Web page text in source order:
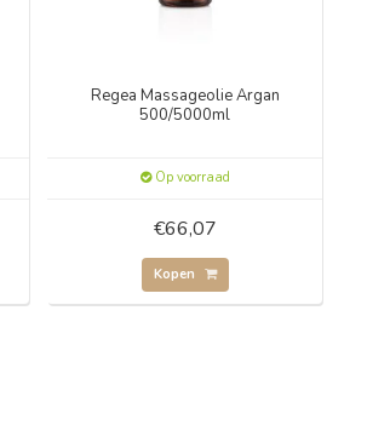
Regea Massageolie Argan
500/5000ml
Op voorraad
€66,07
Kopen